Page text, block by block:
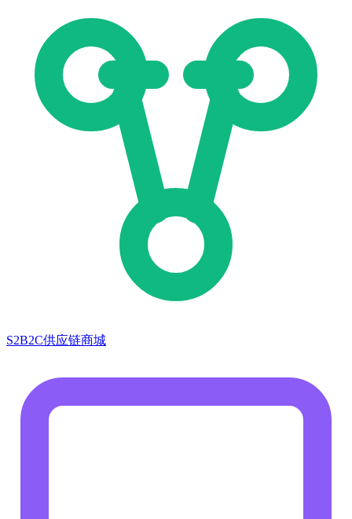
S2B2C供应链商城